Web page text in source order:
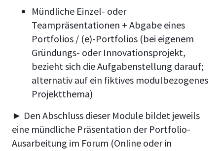
Mündliche Einzel- oder
Teampräsentationen + Abgabe eines
Portfolios / (e)-Portfolios (bei eigenem
Gründungs- oder Innovationsprojekt,
bezieht sich die Aufgabenstellung darauf;
alternativ auf ein fiktives modulbezogenes
Projektthema)
► Den Abschluss dieser Module bildet jeweils
eine mündliche Präsentation der Portfolio-
Ausarbeitung im Forum (Online oder in